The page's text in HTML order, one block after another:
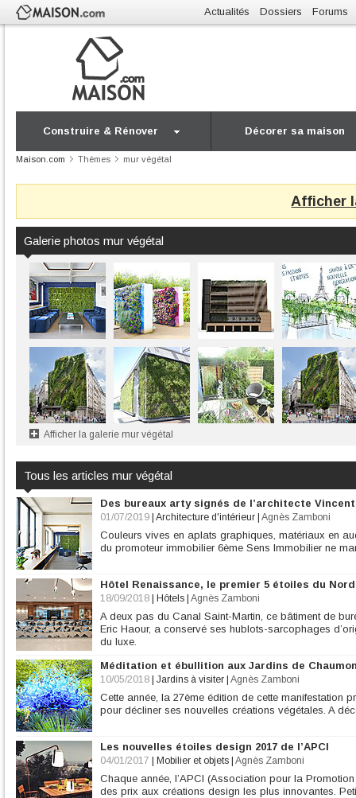
Actualités Dossiers Forums
Construire & Rénover Décorer sa maison
Maison.com Thèmes mur végétal
Afficher
Galerie photos mur végétal
Afficher la galerie mur végétal
Tous les articles mur végétal
Des bureaux arty signés de l’architecte
01/07/2019 Architecture d'intérieur Agnès Zamboni
Couleurs vives en aplats graphiques, matériaux en
du promoteur immobilier 6ème Sens Immobilier ne
Hôtel Renaissance, le premier 5 étoiles du
18/09/2018 Hôtels Agnès Zamboni
A deux pas du Canal Saint-Martin, ce bâtiment de
Eric Haour, a conservé ses hublots-sarcophages
du luxe.
Méditation et ébullition aux Jardins de
10/05/2018 Jardins à visiter Agnès Zamboni
Cette année, la 27ème édition de cette manifestation
pour décliner ses nouvelles créations végétales. A
Les nouvelles étoiles design 2017 de l’APCI
04/01/2017 Mobilier et objets Agnès Zamboni
Chaque année, l’APCI (Association pour la
des prix aux créations design les plus innovantes.